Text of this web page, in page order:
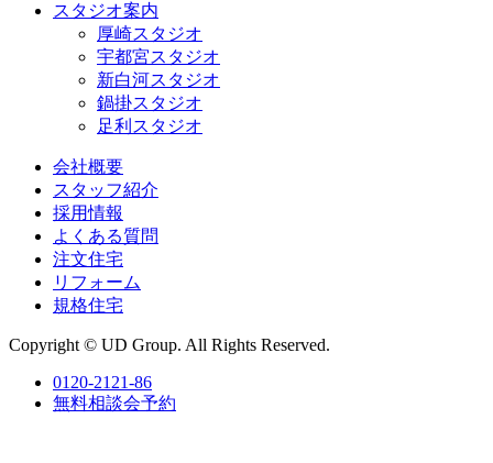
スタジオ案内
厚崎スタジオ
宇都宮スタジオ
新白河スタジオ
鍋掛スタジオ
足利スタジオ
会社概要
スタッフ紹介
採用情報
よくある質問
注文住宅
リフォーム
規格住宅
Copyright © UD Group. All Rights Reserved.
0120-2121-86
無料相談会予約